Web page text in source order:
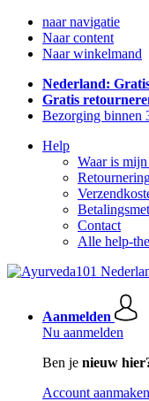
naar navigatie
Naar content
Naar winkelmand
Nederland:
Gratis
Bezorging binnen
Help
Waar is
Contact
Alle help-
Aanmelden
Nu aanmelden
Ben je nieuw
Account aanmaken